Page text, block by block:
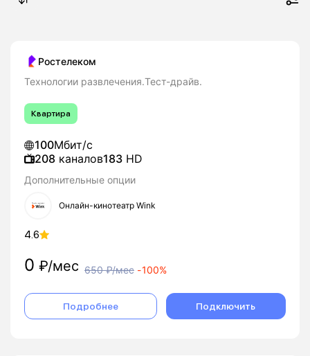
Ростелеком
Технологии развлечения.Тест-драйв.
Квартира
100Мбит/с
208 каналов183 HD
Дополнительные опции
Онлайн-кинотеатр Wink
4.6
0 ₽/мес 650₽/мес -100%
Подробнее Подключить